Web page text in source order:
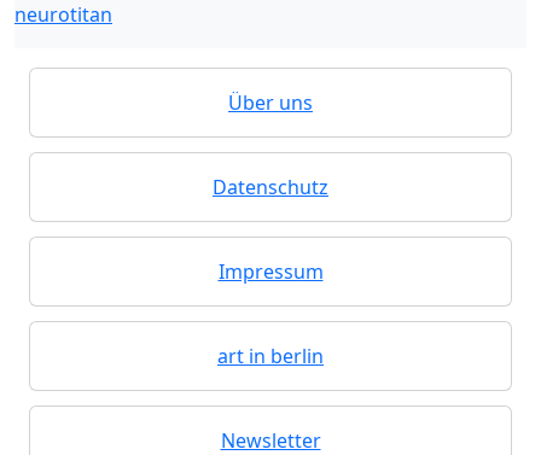
neurotitan
Über uns
Datenschutz
Impressum
art in berlin
Newsletter